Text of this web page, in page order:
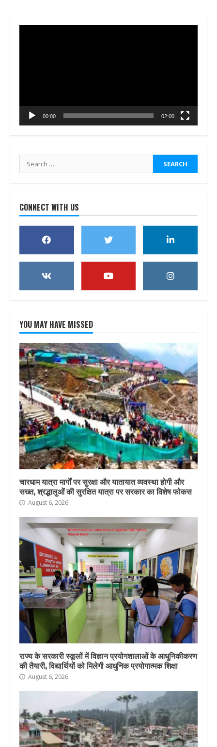
00:00 02:00
Search
for:
CONNECT WITH US
YOU MAY HAVE MISSED
चारधाम यात्रा मार्गों पर सुरक्षा और यातायात व्यवस्था होगी और
सख्त, श्रद्धालुओं की सुरक्षित यात्रा पर सरकार का विशेष फोकस
August 6, 2026
राज्य के सरकारी स्कूलों में विज्ञान प्रयोगशालाओं के आधुनिकीकरण
की तैयारी, विद्यार्थियों को मिलेगी आधुनिक प्रयोगात्मक शिक्षा
August 6, 2026